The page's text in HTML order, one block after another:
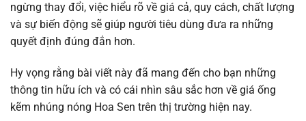
ngừng thay đổi, việc hiểu rõ về giá cả, quy cách, chất lượng
và sự biến động sẽ giúp người tiêu dùng đưa ra những
quyết định đúng đắn hơn.
Hy vọng rằng bài viết này đã mang đến cho bạn những
thông tin hữu ích và có cái nhìn sâu sắc hơn về giá ống
kẽm nhúng nóng Hoa Sen trên thị trường hiện nay.